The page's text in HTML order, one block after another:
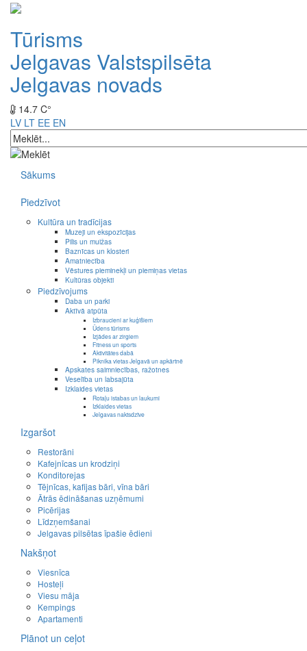
Tūrisms
Jelgavas Valstspilsēta
Jelgavas novads
14.7 C°
LV LT EE EN
Sākums
Piedzīvot
Kultūra un tradīcijas
Muzeji un ekspozīcijas
Pilis un muižas
Baznīcas un klosteri
Amatniecība
Vēstures pieminekļi un piemiņas vietas
Kultūras objekti
Piedzīvojums
Daba un parki
Aktīvā atpūta
Izbraucieni ar kuģīšiem
Ūdens tūrisms
Izjādes ar zirgiem
Fitness un sports
Aktivitātes dabā
Piknika vietas Jelgavā un apkārtnē
Apskates saimniecības, ražotnes
Veselība un labsajūta
Izklaides vietas
Rotaļu istabas un laukumi
Izklaides vietas
Jelgavas naktsdzīve
Izgaršot
Restorāni
Kafejnīcas un krodziņi
Konditorejas
Tējnīcas, kafijas bāri, vīna bāri
Ātrās ēdināšanas uzņēmumi
Picērijas
Līdzņemšanai
Jelgavas pilsētas īpašie ēdieni
Nakšņot
Viesnīca
Hosteļi
Viesu māja
Kempings
Apartamenti
Plānot un ceļot